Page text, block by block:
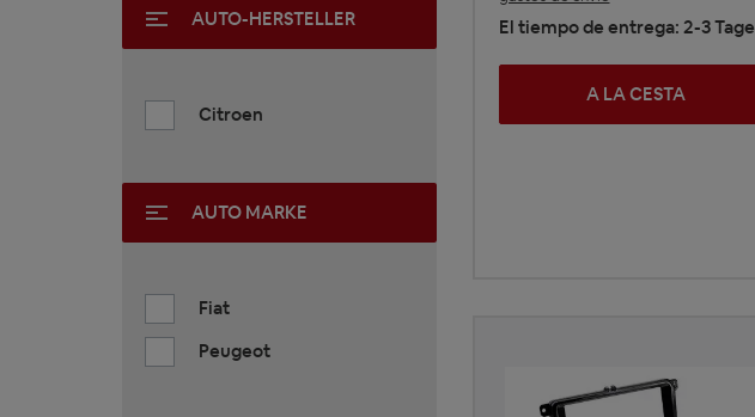
AUTO-HERSTELLER
Citroen
AUTO MARKE
Fiat
Peugeot
El tiempo de entrega: 2-3 Tage
A LA CESTA